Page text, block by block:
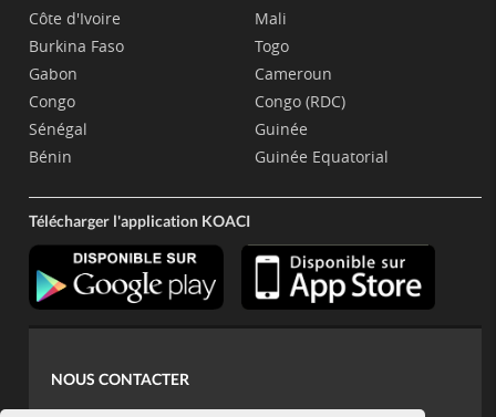
Côte d'Ivoire
Burkina Faso
Gabon
Congo
Sénégal
Bénin
Mali
Togo
Cameroun
Congo (RDC)
Guinée
Guinée Equatorial
Télécharger l'application KOACI
NOUS CONTACTER